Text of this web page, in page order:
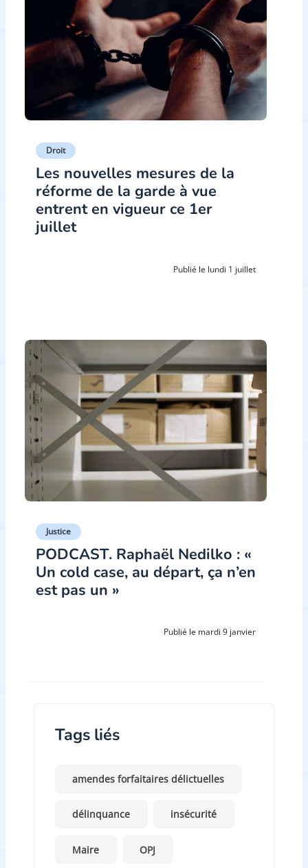
Droit
Les nouvelles mesures de la
réforme de la garde à vue
entrent en vigueur ce 1er
juillet
Publié le lundi 1 juillet
Justice
PODCAST. Raphaël Nedilko : «
Un cold case, au départ, ça n’en
est pas un »
Publié le mardi 9 janvier
Tags liés
amendes forfaitaires délictuelles
délinquance insécurité
Maire OPJ